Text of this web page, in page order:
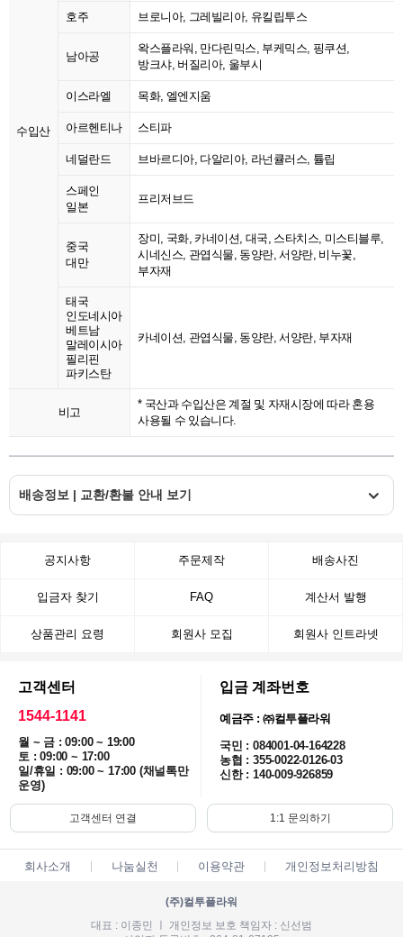
수입산
호주 브로니아, 그레빌리아, 유킬립투스
남아공
왁스플라워, 만다린믹스, 부케믹스, 핑쿠션,
방크샤, 버질리아, 울부시
이스라엘 목화, 엘엔지움
아르헨티나 스티파
네덜란드 브바르디아, 다알리아, 라넌큘러스, 튤립
스페인
일본
프리저브드
중국
대만
장미, 국화, 카네이션, 대국, 스타치스, 미스티블루,
시네신스, 관엽식물, 동양란, 서양란, 비누꽃,
부자재
태국
인도네시아
베트남
말레이시아
필리핀
파키스탄
카네이션, 관엽식물, 동양란, 서양란, 부자재
비고
* 국산과 수입산은 계절 및 자재시장에 따라 혼용
사용될 수 있습니다.
배송정보 | 교환/환불 안내 보기
공지사항 주문제작 배송사진
입금자 찾기 FAQ 계산서 발행
상품관리 요령 회원사 모집 회원사 인트라넷
고객센터
1544-1141
월 ~ 금 : 09:00 ~ 19:00
토 : 09:00 ~ 17:00
일/휴일 : 09:00 ~ 17:00 (채널톡만
운영)
입금 계좌번호
예금주 : ㈜컬투플라워
국민 : 084001-04-164228
농협 : 355-0022-0126-03
신한 : 140-009-926859
고객센터 연결 1:1 문의하기
회사소개 나눔실천 이용약관 개인정보처리방침
(주)컬투플라워
대표 : 이종민 ㅣ 개인정보 보호 책임자 : 신선범